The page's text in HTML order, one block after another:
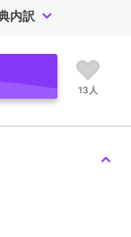
内訳
13人